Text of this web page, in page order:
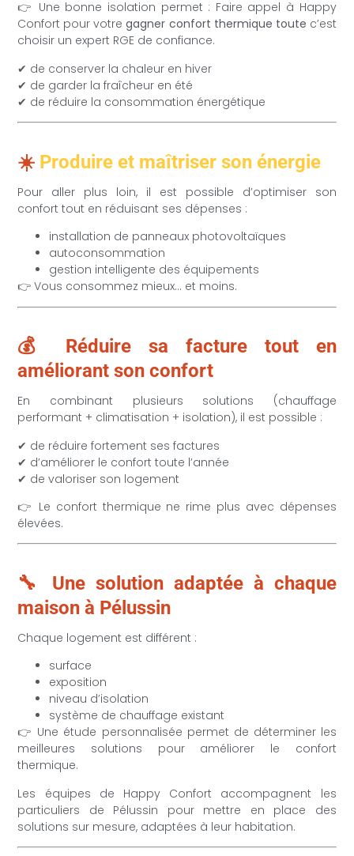
👉 Une bonne isolation permet : Faire appel à Happy
Confort pour votregagner confort thermique toute c’est
choisir un expert RGE de confiance.
✔ de conserver la chaleur en hiver
✔ de garder la fraîcheur en été
✔ de réduire la consommation énergétique
☀️ Produire et maîtriser son énergie
Pour aller plus loin, il est possible d’optimiser son
confort tout en réduisant ses dépenses :
installation de panneaux photovoltaïques
autoconsommation
gestion intelligente des équipements
👉 Vous consommez mieux… et moins.
💰 Réduire sa facture tout en
améliorant son confort
En combinant plusieurs solutions (chauffage
performant + climatisation + isolation), il est possible :
✔ de réduire fortement ses factures
✔ d’améliorer le confort toute l’année
✔ de valoriser son logement
👉 Le confort thermique ne rime plus avec dépenses
élevées.
🔧 Une solution adaptée à chaque
maison à Pélussin
Chaque logement est différent :
surface
exposition
niveau d’isolation
système de chauffage existant
👉 Une étude personnalisée permet de déterminer les
meilleures solutions pour améliorer le confort
thermique.
Les équipes de Happy Confort accompagnent les
particuliers de Pélussin pour mettre en place des
solutions sur mesure, adaptées à leur habitation.